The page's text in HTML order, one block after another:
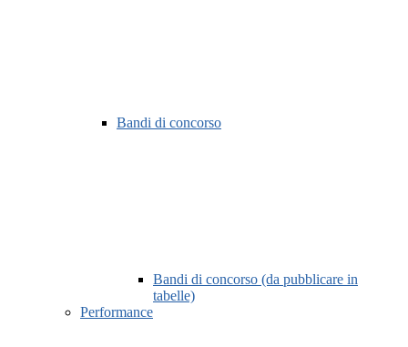
Bandi di concorso
Bandi di concorso (da pubblicare in
tabelle)
Performance